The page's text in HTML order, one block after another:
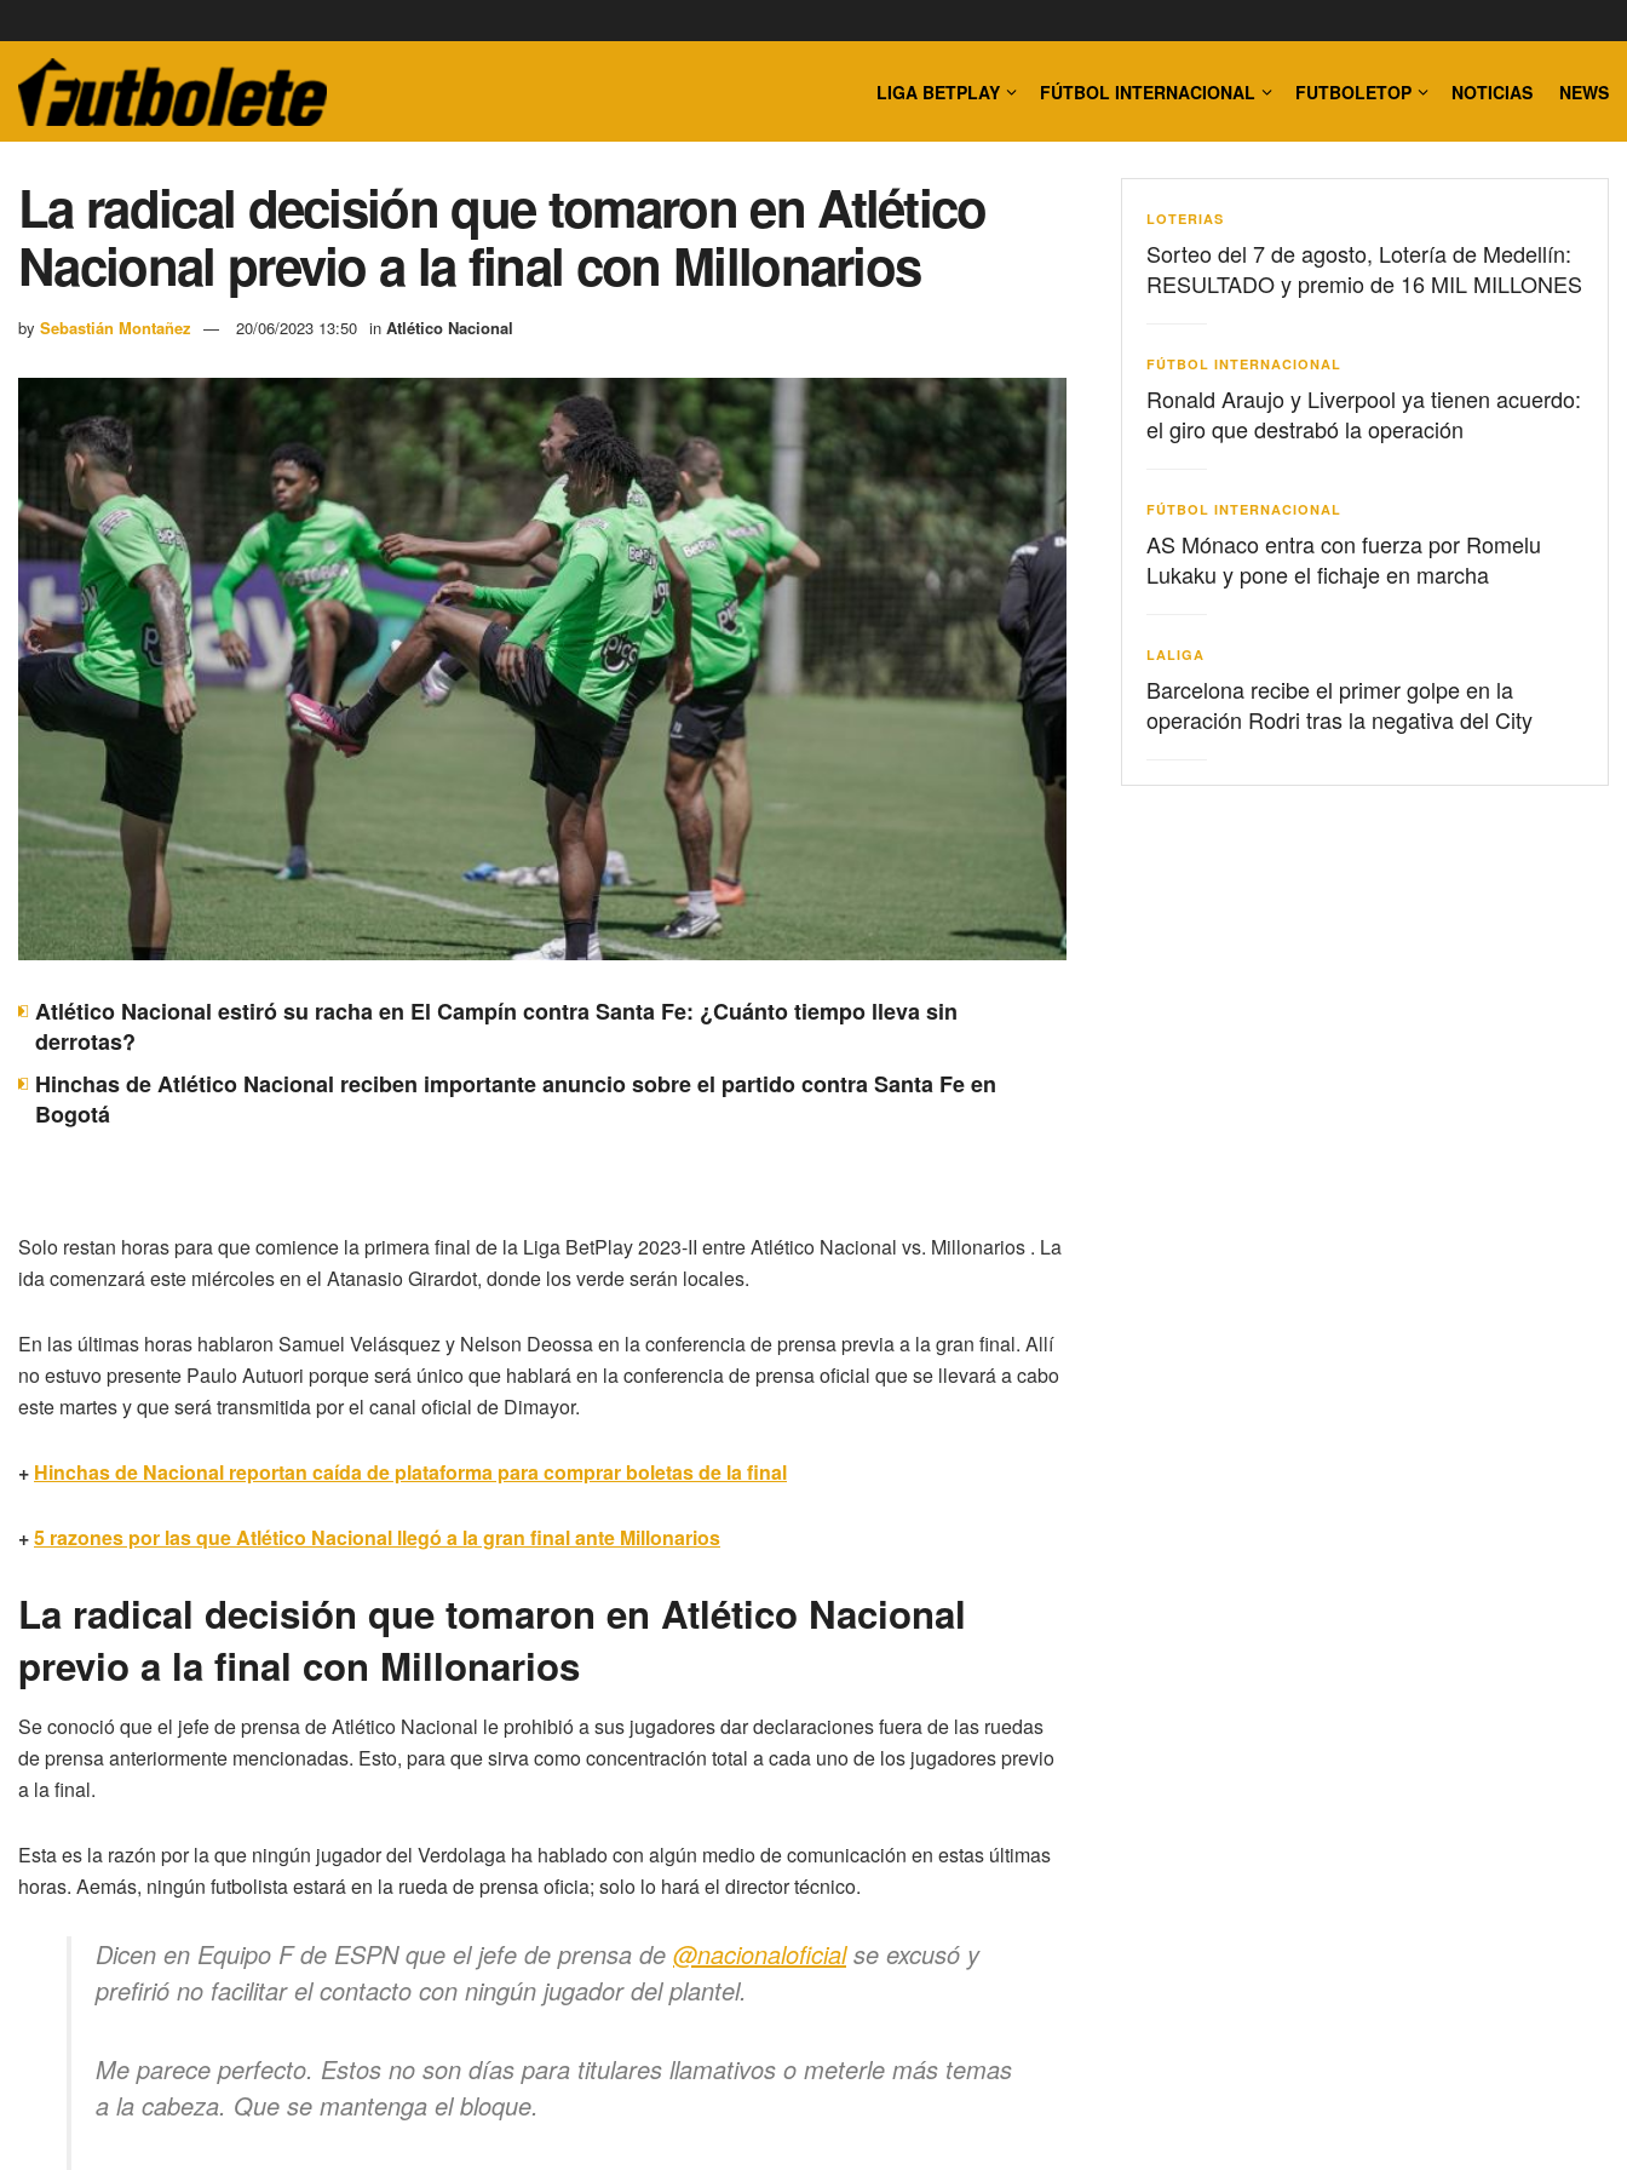
LIGA BETPLAY FÚTBOL INTERNACIONAL FUTBOLETOP NOTICIAS NEWS
La radical decisión que tomaron en Atlético
Nacional previo a la final con Millonarios
by Sebastián Montañez 20/06/2023 13:50 in Atlético Nacional
Atlético Nacional estiró su racha en El Campín contra Santa Fe: ¿Cuánto tiempo lleva sin
derrotas?
Hinchas de Atlético Nacional reciben importante anuncio sobre el partido contra Santa Fe en
Bogotá
Solo restan horas para que comience la primera final de la Liga BetPlay 2023-II entre Atlético Nacional vs. Millonarios . La
ida comenzará este miércoles en el Atanasio Girardot, donde los verde serán locales.
En las últimas horas hablaron Samuel Velásquez y Nelson Deossa en la conferencia de prensa previa a la gran final. Allí
no estuvo presente Paulo Autuori porque será único que hablará en la conferencia de prensa oficial que se llevará a cabo
este martes y que será transmitida por el canal oficial de Dimayor.
+ Hinchas de Nacional reportan caída de plataforma para comprar boletas de la final
+5 razones por las que Atlético Nacional llegó a la gran final ante Millonarios
La radical decisión que tomaron en Atlético Nacional
previo a la final con Millonarios
Se conoció que el jefe de prensa de Atlético Nacional le prohibió a sus jugadores dar declaraciones fuera de las ruedas
de prensa anteriormente mencionadas. Esto, para que sirva como concentración total a cada uno de los jugadores previo
a la final.
Esta es la razón por la que ningún jugador del Verdolaga ha hablado con algún medio de comunicación en estas últimas
horas. Aemás, ningún futbolista estará en la rueda de prensa oficia; solo lo hará el director técnico.
Dicen en Equipo F de ESPN que el jefe de prensa de @nacionaloficialse excusó y
prefirió no facilitar el contacto con ningún jugador del plantel.
Me parece perfecto. Estos no son días para titulares llamativos o meterle más temas
a la cabeza. Que se mantenga el bloque.
LOTERIAS
Sorteo del 7 de agosto, Lotería de Medellín:
RESULTADO y premio de 16 MIL MILLONES
FÚTBOL INTERNACIONAL
Ronald Araujo y Liverpool ya tienen acuerdo:
el giro que destrabó la operación
FÚTBOL INTERNACIONAL
AS Mónaco entra con fuerza por Romelu
Lukaku y pone el fichaje en marcha
LALIGA
Barcelona recibe el primer golpe en la
operación Rodri tras la negativa del City